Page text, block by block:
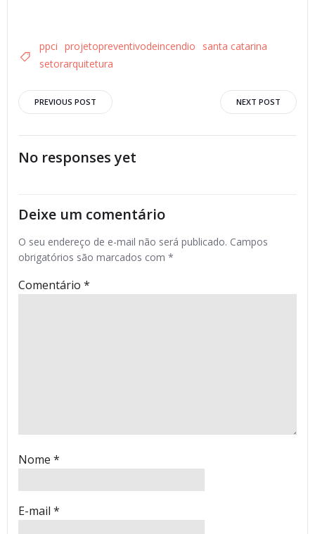
ppci projetopreventivodeincendio
santa catarina
setorarquitetura
Post
navigation
PREVIOUS POST
navigation
NEXT POST
No responses yet
Deixe um comentário
O seu endereço de e-mail não será publicado. Campos
obrigatórios são marcados com *
Comentário *
Nome *
E-mail *